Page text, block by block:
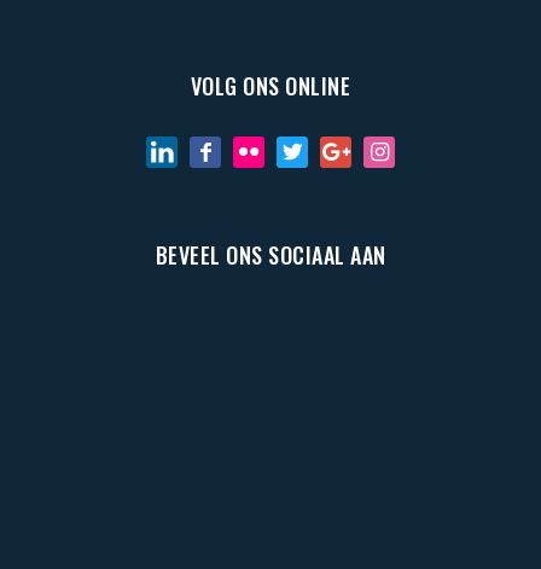
VOLG ONS ONLINE
BEVEEL ONS SOCIAAL AAN